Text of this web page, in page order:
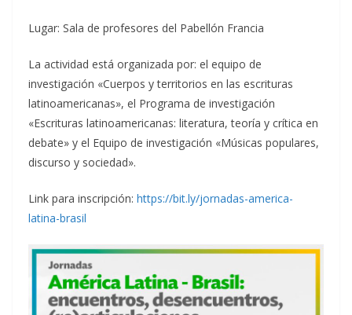
Lugar: Sala de profesores del Pabellón Francia
La actividad está organizada por: el equipo de
investigación «Cuerpos y territorios en las escrituras
latinoamericanas», el Programa de investigación
«Escrituras latinoamericanas: literatura, teoría y crítica en
debate» y el Equipo de investigación «Músicas populares,
discurso y sociedad».
Link para inscripción: https://bit.ly/jornadas-america-
latina-brasil